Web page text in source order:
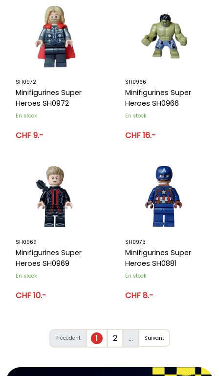
SH0972
Minifigurines Super
Heroes SH0972
En stock
CHF 9.-
SH0966
Minifigurines Super
Heroes SH0966
En stock
CHF 16.-
SH0969
Minifigurines Super
Heroes SH0969
En stock
CHF 10.-
SH0973
Minifigurines Super
Heroes SH0881
En stock
CHF 8.-
Précédent 1 2 ... Suivant